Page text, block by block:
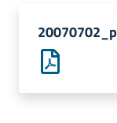
lavoro